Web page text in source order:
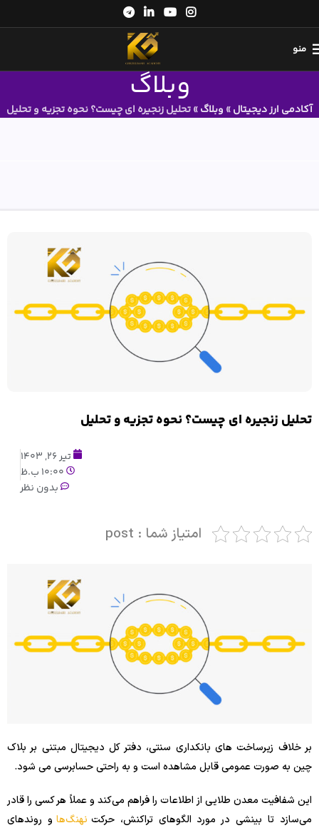
منو
وبلاگ
آکادمی ارز دیجیتال» وبلاگ»تحلیل زنجیره ای چیست؟ نحوه تجزیه و تحلیل
تحلیل زنجیره ای چیست؟ نحوه تجزیه و تحلیل
تیر 26, 1403
10:00 ب.ظ
بدون نظر
امتیاز شما : post
بر خلاف زیرساخت های بانکداری سنتی، دفتر کل دیجیتال مبتنی بر بلاک
چین به صورت عمومی قابل مشاهده است و به راحتی حسابرسی می شود.
این شفافیت معدن طلایی از اطلاعات را فراهم می‌کند و عملاً هر کسی را قادر
می‌سازد تا بینشی در مورد الگوهای تراکنش، حرکت نهنگ‌ها و روندهای